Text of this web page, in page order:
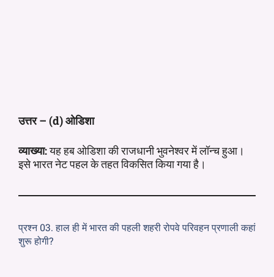
उत्तर – (d) ओडिशा
व्याख्या:यह हब ओडिशा की राजधानी भुवनेश्वर में लॉन्च हुआ।
इसे भारत नेट पहल के तहत विकसित किया गया है।
प्रश्न 03. हाल ही में भारत की पहली शहरी रोपवे परिवहन प्रणाली कहां
शुरू होगी?